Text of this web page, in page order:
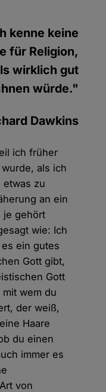
kenne keine
für Religion,
wirklich gut
würde."
Dawkins
ich früher
als ich
etwas zu
an ein
je gehört
wie: Ich
ein gutes
Gott gibt,
Gott
wem du
der weiß,
Haare
du einen
immer es
von